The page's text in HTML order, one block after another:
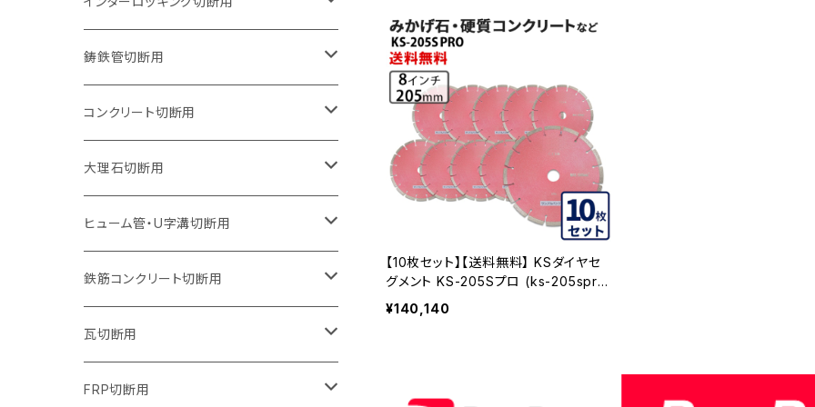
【10枚セット】【送料無料】 KSダイヤセ
グメント KS-205Sプロ (ks-205spr
o) 8インチ みかげ石・硬質コンクリー
トなど KS-205SPRO-10
¥140,140
セグメントタイプ（ビス穴付き
セグメントタイプ
180mm（7インチ）
セグメントタイプ
205mm（8インチ）
セグメントタイプ
230mm（9インチ）
セグメントタイプ
305mm（12インチ）
セグメント
セグメント（特殊凸凹加工チップ）
355mm（14インチ）
セグメント
セグメント（特殊凸凹加工チップ）
405mm（16インチ）
セグメントタイプ
ウェーブタイプ
セグメントタイプ
ウェーブタイプ
150mm（6インチ）
セグメントタイプ
ウェーブタイプ
180mm（7インチ）
セグメントタイプ
ウェーブタイプ
205mm（8インチ）
セグメントタイプ
ウェーブタイプ
230mm（9インチ）
セグメントタイプ
ウェーブタイプ
255mm（10インチ）
セグメントタイプ
305mm（12インチ）
セグメント
355mm（14インチ）
セグメントタイプ
ウェーブタイプ
125mm（5インチ）
セグメントタイプ
ウェーブタイプ
150mm（6インチ）
セグメントタイプ
ウェーブタイプ
180mm（7インチ）
セグメントタイプ
ウェーブタイプ
205mm（8インチ）
セグメントタイプ
ウェーブタイプ
230mm（9インチ）
セグメントタイプ
ウェーブタイプ
255mm（10インチ）
セグメントタイプ
305mm（12インチ）
105mm（4インチ）
セグメントタイプ
セグメントタイプ（ビス穴付き
125mm（5インチ）
セグメントタイプ
セグメントタイプ（ビス穴付き
150mm（6インチ）
セグメントタイプ
180mm（7インチ）
セグメントタイプ
205mm（8インチ）
セグメントタイプ
230mm（9インチ）
セグメントタイプ
255mm（10インチ）
鋳鉄管切断用
105mm（4インチ）
セグメントタイプ
セグメントタイプ（ビス穴付き
125mm（5インチ）
セグメントタイプ
セグメントタイプ（ビス穴付き
150mm（6インチ）
セグメントタイプ
180mm（7インチ）
セグメントタイプ
205mm（8インチ）
セグメントタイプ
230mm（9インチ）
コンクリート切断用
105mm（4インチ）
セグメントタイプ
ウェーブタイプ
125mm（5インチ）
セグメントタイプ
ウェーブタイプ
150mm（6インチ）
セグメントタイプ
ウェーブタイプ
180mm（7インチ）
セグメントタイプ
205mm（8インチ）
大理石切断用
125mm（5インチ）
ヒューム管・U字溝切断用
105mm（4インチ）
セグメントタイプ
125mm（5インチ）
セグメントタイプ
150mm（6インチ）
鉄筋コンクリート切断用
305mm（12インチ）
セグメントタイプ
355mm（14インチ）
瓦切断用
105mm（4インチ）
FRP切断用